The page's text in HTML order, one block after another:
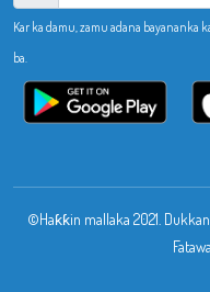
Kar ka damu, zamu adana bayananka
ba.
©Haƙƙin mallaka 2021.